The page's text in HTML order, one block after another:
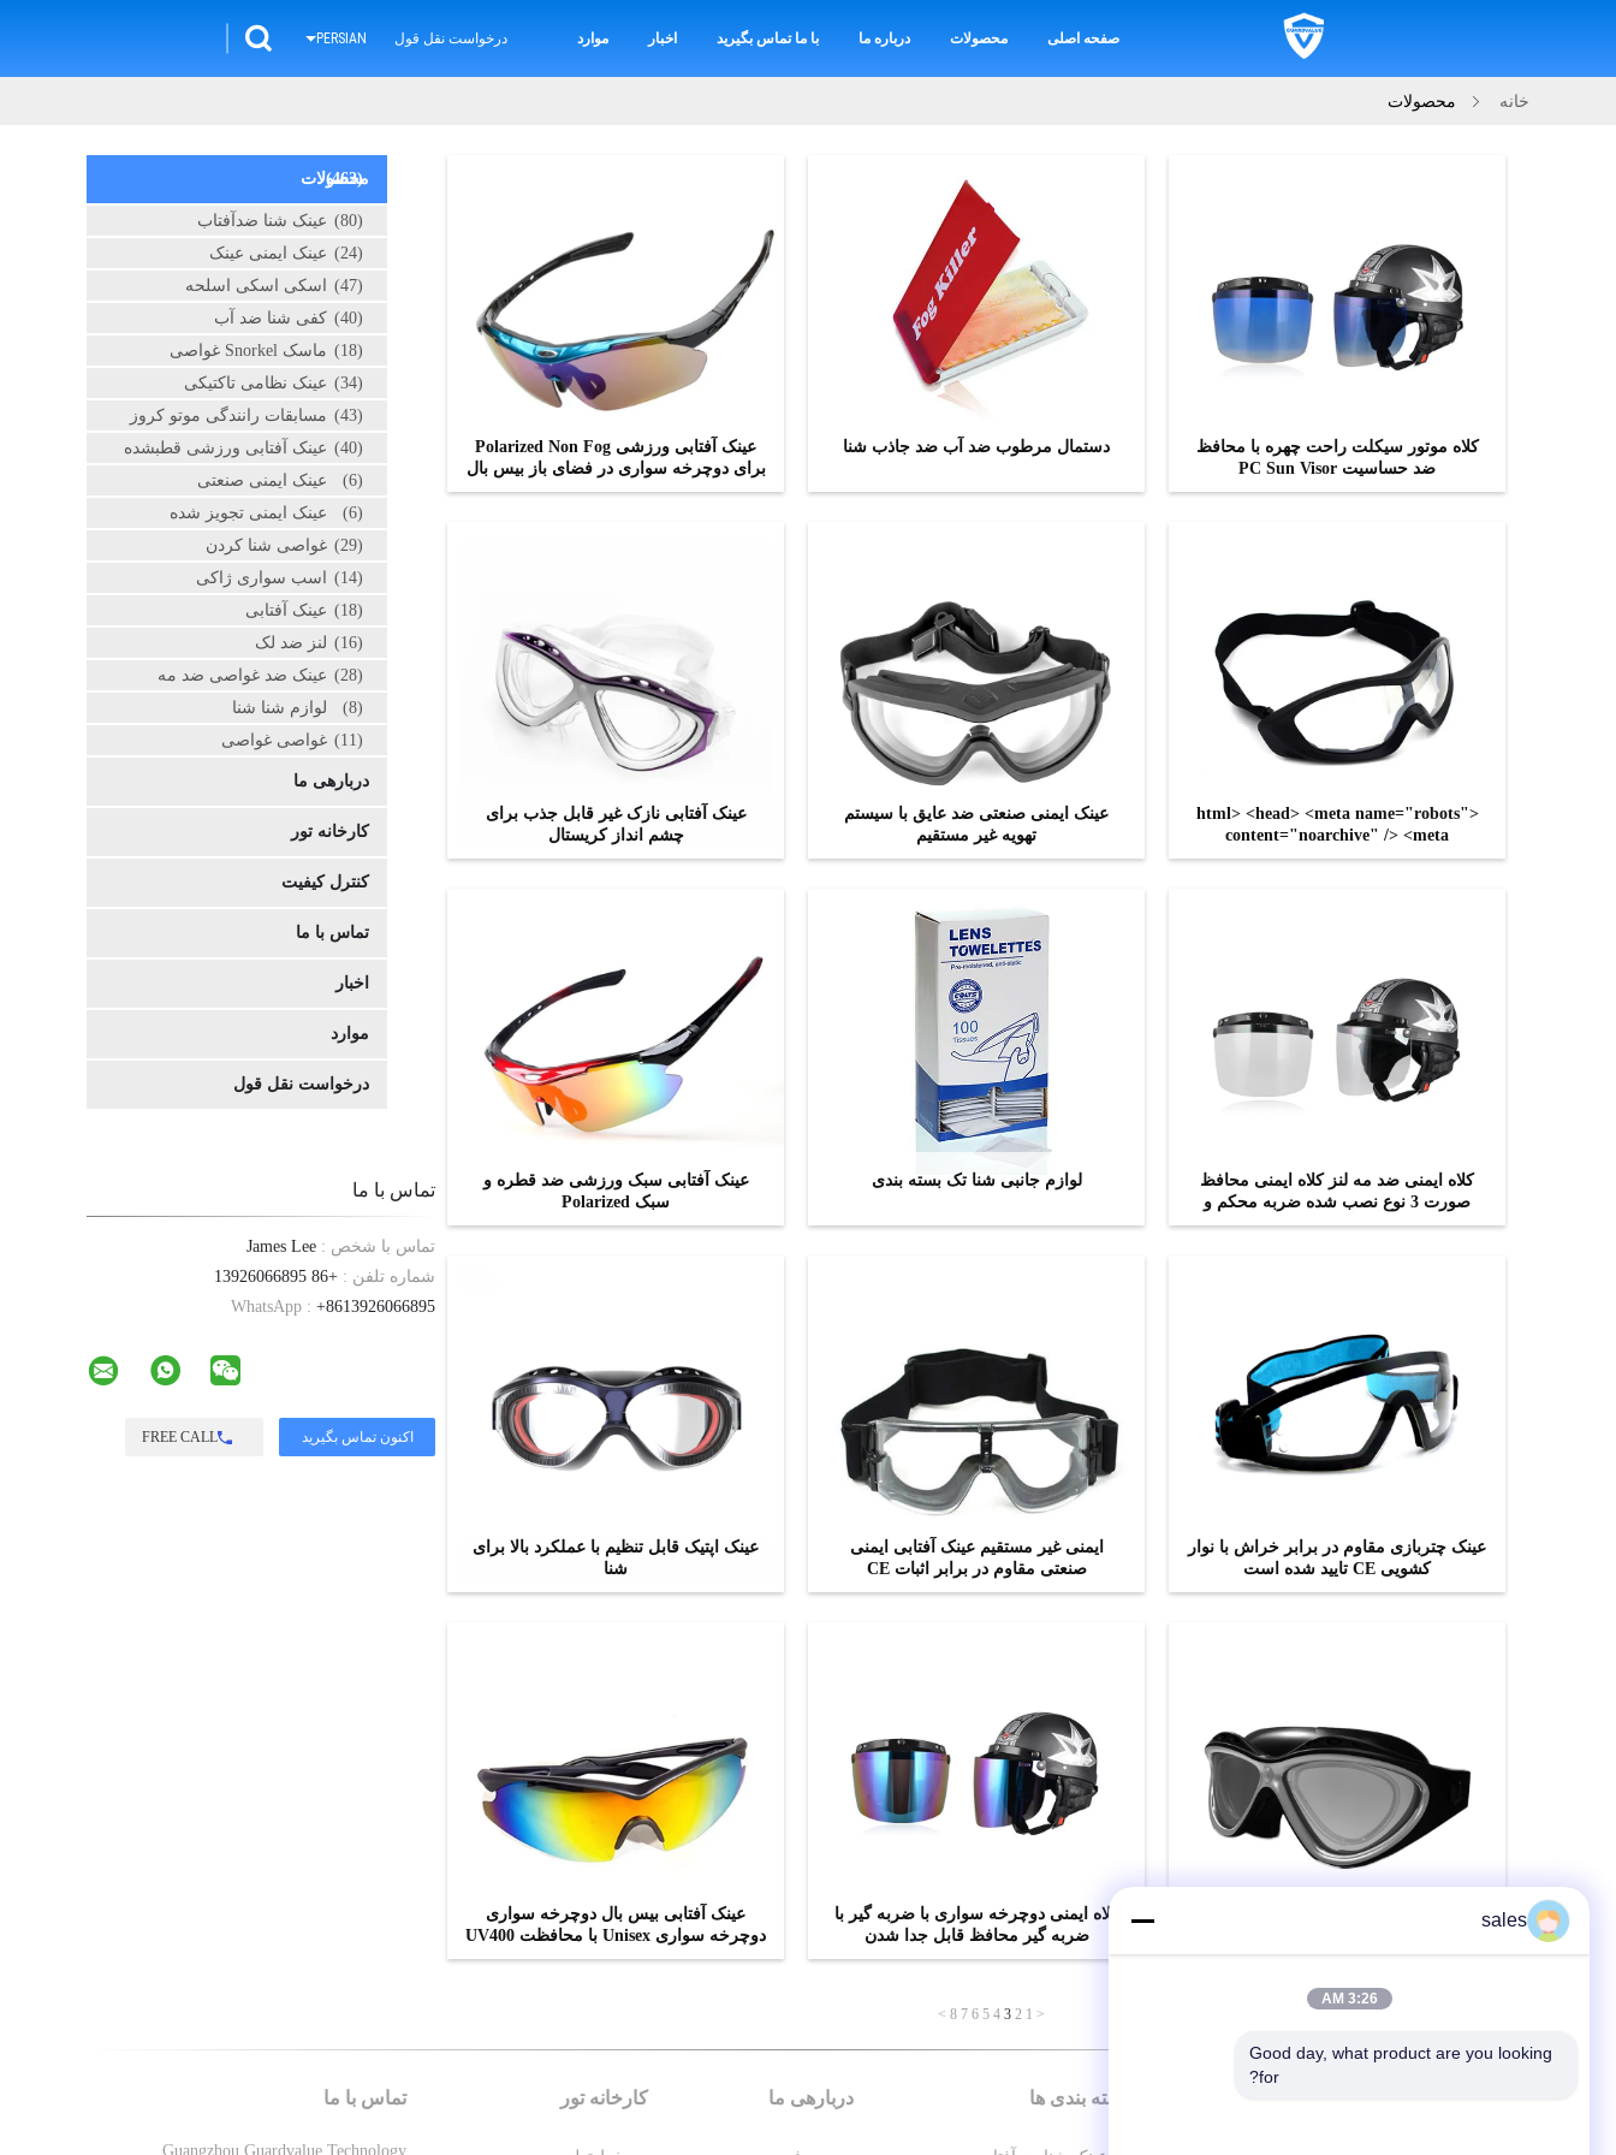
صفحه اصلی محصولات درباره ما با ما تماس بگیرید اخبار موارد درخواست نقل قول PERSIAN
خانه محصولات
محصولات
(462)
عینک شنا ضدآفتاب
(80)
عینک ایمنی عینک
(24)
اسکی اسکی اسلحه
(47)
کفی شنا ضد آب
(40)
ماسک Snorkel غواصی
(18)
عینک نظامی تاکتیکی
(34)
مسابقات رانندگی موتو کروز
(43)
عینک آفتابی ورزشی قطبشده
(40)
عینک ایمنی صنعتی
(6)
عینک ایمنی تجویز شده
(6)
غواصی شنا کردن
(29)
اسب سواری ژاکی
(14)
عینک آفتابی
(18)
لنز ضد لک
(16)
عینک ضد غواصی ضد مه
(28)
لوازم شنا شنا
(8)
غواصی غواصی
(11)
دربارهی ما
کارخانه تور
کنترل کیفیت
تماس با ما
اخبار
موارد
درخواست نقل قول
تماس با ما
تماس با شخص :
شماره تلفن : +86 13926066895
WhatsApp : +8613926066895
FREE CALL
عینک آفتابی ورزشی Polarized Non Fog
برای دوچرخه سواری در فضای باز بیس بال
دستمال مرطوب ضد آب ضد جاذب شنا
کلاه موتور سیکلت راحت چهره با محافظ
ضد حساسیت PC Sun Visor
عینک آفتابی نازک غیر قابل جذب برای
چشم انداز کریستال
عینک ایمنی صنعتی ضد عایق با سیستم
تهویه غیر مستقیم
<html> <head> <meta name="robots"
content="noarchive" /> <meta
name="googlebot" content="nosnippet"
عینک آفتابی سبک ورزشی ضد قطره و
سبک Polarized
لوازم جانبی شنا تک بسته بندی
کلاه ایمنی ضد مه لنز کلاه ایمنی محافظ
صورت 3 نوع نصب شده ضربه محکم و
ناگهانی
عینک اپتیک قابل تنظیم با عملکرد بالا برای
شنا
ایمنی غیر مستقیم عینک آفتابی ایمنی
صنعتی مقاوم در برابر اثبات CE
عینک چتربازی مقاوم در برابر خراش با نوار
کشویی CE تایید شده است
عینک آفتابی بیس بال دوچرخه سواری
دوچرخه سواری Unisex با محافظت UV400
کلاه ایمنی دوچرخه سواری با ضربه گیر با
ضربه گیر محافظ قابل جدا شدن
<
1
2
3
4
5
6
7
8
>
دسته بندی ها دربارهی ما کارخانه تور تماس با ما
Guangzhou Guardvalue Technology
sales
3:26 AM
Good day, what product are you looking
for?